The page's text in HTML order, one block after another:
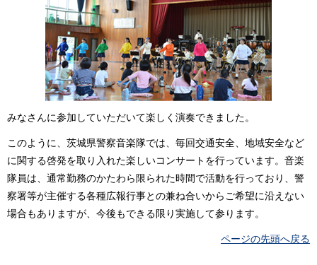
みなさんに参加していただいて楽しく演奏できました。
このように、茨城県警察音楽隊では、毎回交通安全、地域安全など
に関する啓発を取り入れた楽しいコンサートを行っています。音楽
隊員は、通常勤務のかたわら限られた時間で活動を行っており、警
察署等が主催する各種広報行事との兼ね合いからご希望に沿えない
場合もありますが、今後もできる限り実施して参ります。
ページの先頭へ戻る